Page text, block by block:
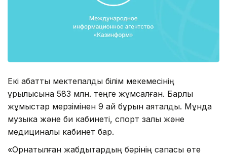
Екі қабатты мектепалды білім мекемесінің
құрылысына 583 млн. теңге жұмсалған. Барлық
жұмыстар мерзімінен 9 ай бұрын аяқталды. Мұнда
музыка және би кабинеті, спорт залы және
медициналық кабинет бар.
«Орнатылған жабдықтардың бәрінің сапасы өте